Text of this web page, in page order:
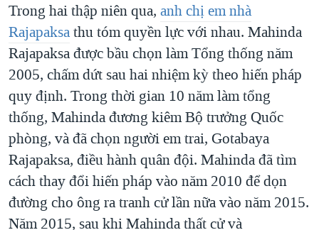
Trong hai thập niên qua, anh chị em nhà
Rajapaksathu tóm quyền lực với nhau. Mahinda
Rajapaksa được bầu chọn làm Tổng thống năm
2005, chấm dứt sau hai nhiệm kỳ theo hiến pháp
quy định. Trong thời gian 10 năm làm tổng
thống, Mahinda đương kiêm Bộ trưởng Quốc
phòng, và đã chọn người em trai, Gotabaya
Rajapaksa, điều hành quân đội. Mahinda đã tìm
cách thay đổi hiến pháp vào năm 2010 để dọn
đường cho ông ra tranh cử lần nữa vào năm 2015.
Năm 2015, sau khi Mahinda thất cử và